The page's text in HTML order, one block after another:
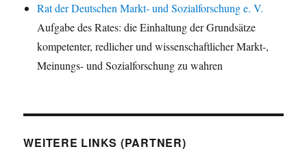
Rat der Deutschen Markt- und Sozialforschung e. V.
Aufgabe des Rates: die Einhaltung der Grundsätze
kompetenter, redlicher und wissenschaftlicher Markt-,
Meinungs- und Sozialforschung zu wahren
WEITERE LINKS (PARTNER)